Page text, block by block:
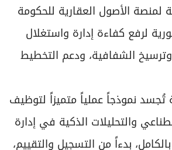
لمنصة الأصول العقارية للحكومة
لرفع كفاءة إدارة واستغلال
وترسيخ الشفافية، ودعم التخطيط
نموذجاً عملياً متميزاً لتوظيف
والتحليلات الذكية في إدارة
بدءاً من التسجيل والتقييم،